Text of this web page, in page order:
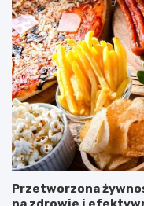
Przetworzona